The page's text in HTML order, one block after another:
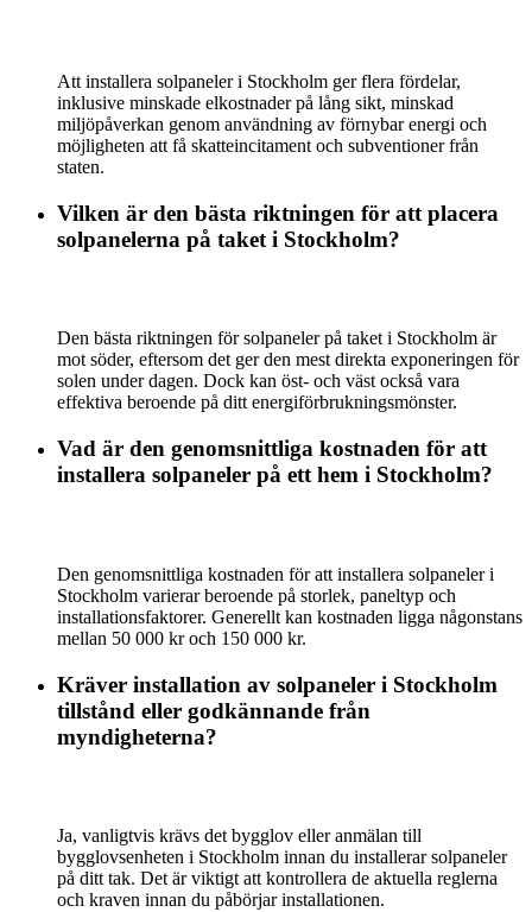
Att installera solpaneler i Stockholm ger flera fördelar,
inklusive minskade elkostnader på lång sikt, minskad
miljöpåverkan genom användning av förnybar energi och
möjligheten att få skatteincitament och subventioner från
staten.
Vilken är den bästa riktningen för att placera
solpanelerna på taket i Stockholm?
Den bästa riktningen för solpaneler på taket i Stockholm är
mot söder, eftersom det ger den mest direkta exponeringen för
solen under dagen. Dock kan öst- och väst också vara
effektiva beroende på ditt energiförbrukningsmönster.
Vad är den genomsnittliga kostnaden för att
installera solpaneler på ett hem i Stockholm?
Den genomsnittliga kostnaden för att installera solpaneler i
Stockholm varierar beroende på storlek, paneltyp och
installationsfaktorer. Generellt kan kostnaden ligga någonstans
mellan 50 000 kr och 150 000 kr.
Kräver installation av solpaneler i Stockholm
tillstånd eller godkännande från
myndigheterna?
Ja, vanligtvis krävs det bygglov eller anmälan till
bygglovsenheten i Stockholm innan du installerar solpaneler
på ditt tak. Det är viktigt att kontrollera de aktuella reglerna
och kraven innan du påbörjar installationen.